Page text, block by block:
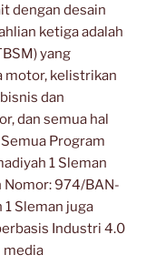
dengan desain
ketiga adalah
yang
motor, kelistrikan
dan
dan semua hal
Program
1 Sleman
Nomor: 974/BAN-
Sleman juga
Industri 4.0
media